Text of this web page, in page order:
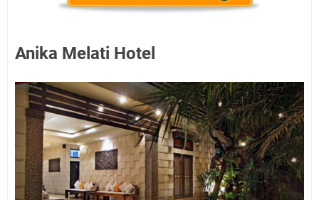
Anika Melati Hotel